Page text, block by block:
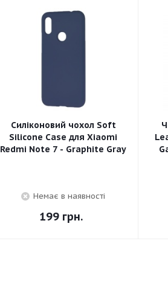
Силіконовий чохол Soft
Silicone Case для Xiaomi
Redmi Note 7 - Graphite Gray
Немає в наявності
199 грн.